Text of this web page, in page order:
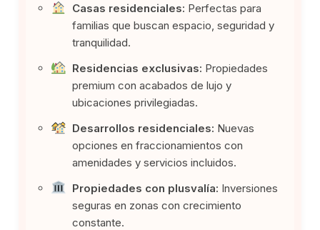
Casas residenciales: Perfectas para
familias que buscan espacio, seguridad y
tranquilidad.
Residencias exclusivas: Propiedades
premium con acabados de lujo y
ubicaciones privilegiadas.
Desarrollos residenciales: Nuevas
opciones en fraccionamientos con
amenidades y servicios incluidos.
Propiedades con plusvalía: Inversiones
seguras en zonas con crecimiento
constante.